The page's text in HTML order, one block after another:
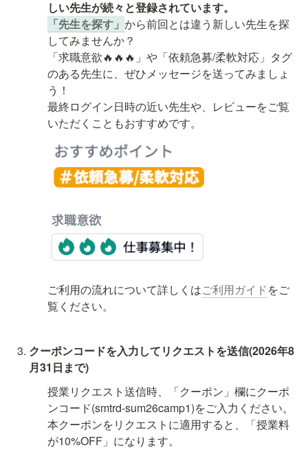
「先生を探す」から前回とは違う新しい先生を探
「求職意欲🔥🔥🔥」や「依頼急募/柔軟対応」タグ
のある先生に、ぜひメッセージを送ってみましょ
う！
最終ログイン日時の近い先生や、レビューをご覧
いただくこともおすすめです。
ご利用の流れについて詳しくはご利用ガイドをご
覧ください。
クーポンコードを入力してリクエストを送信(2026年8
月31日まで)
授業リクエスト送信時、「クーポン」欄にクーポ
ンコード(smtrd-sum26camp1)をご入力ください。
本クーポンをリクエストに適用すると、「授業料
が10%OFF」になります。